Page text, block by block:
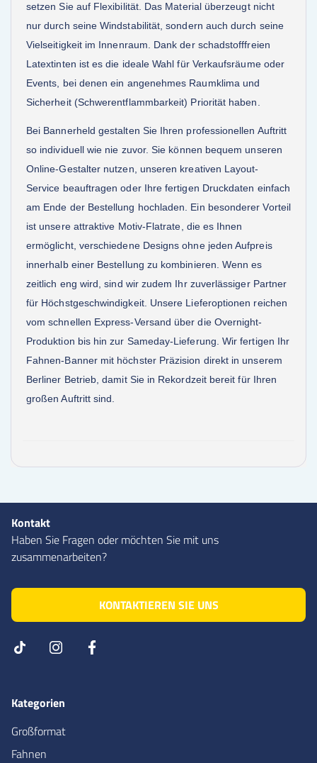
setzen Sie auf Flexibilität. Das Material überzeugt nicht
nur durch seine Windstabilität, sondern auch durch seine
Vielseitigkeit im Innenraum. Dank der schadstofffreien
Latextinten ist es die ideale Wahl für Verkaufsräume oder
Events, bei denen ein angenehmes Raumklima und
Sicherheit (Schwerentflammbarkeit) Priorität haben.
Bei Bannerheld gestalten Sie Ihren professionellen Auftritt
so individuell wie nie zuvor. Sie können bequem unseren
Online-Gestalter nutzen, unseren kreativen Layout-
Service beauftragen oder Ihre fertigen Druckdaten einfach
am Ende der Bestellung hochladen. Ein besonderer Vorteil
ist unsere attraktive Motiv-Flatrate, die es Ihnen
ermöglicht, verschiedene Designs ohne jeden Aufpreis
innerhalb einer Bestellung zu kombinieren. Wenn es
zeitlich eng wird, sind wir zudem Ihr zuverlässiger Partner
für Höchstgeschwindigkeit. Unsere Lieferoptionen reichen
vom schnellen Express-Versand über die Overnight-
Produktion bis hin zur Sameday-Lieferung. Wir fertigen Ihr
Fahnen-Banner mit höchster Präzision direkt in unserem
Berliner Betrieb, damit Sie in Rekordzeit bereit für Ihren
großen Auftritt sind.
Kontakt
Haben Sie Fragen oder möchten Sie mit uns
zusammenarbeiten?
KONTAKTIEREN SIE UNS
Kategorien
Großformat
Fahnen